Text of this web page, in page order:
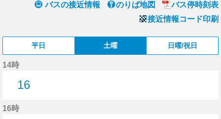
バスの接近情報 のりば地図
バス停時刻表
接近情報コード印刷
平日 土曜 日曜/祝日
14時
16
16時